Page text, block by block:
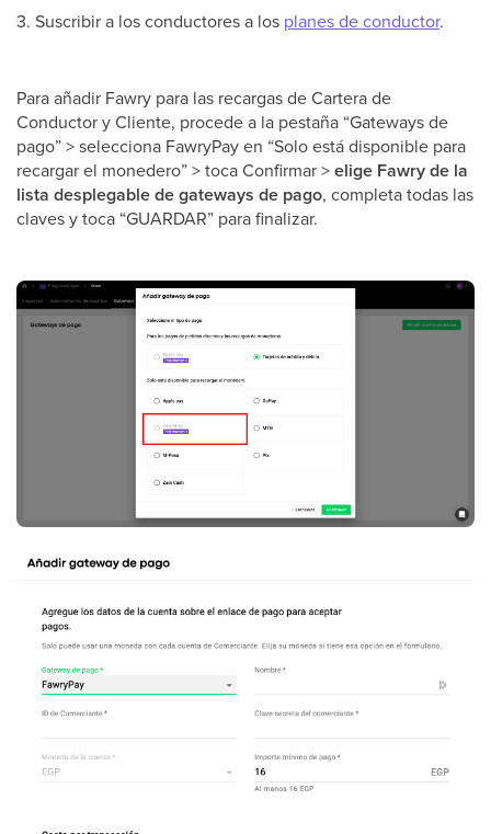
3. Suscribir a los conductores a los planes de conductor.
Para añadir Fawry para las recargas de Cartera de
Conductor y Cliente, procede a la pestaña “Gateways de
pago” > selecciona FawryPay en “Solo está disponible para
recargar el monedero” > toca Confirmar >elige Fawry de la
lista desplegable de gateways de pago, completa todas las
claves y toca “GUARDAR” para finalizar.